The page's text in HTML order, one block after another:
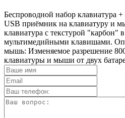
Беспроводной набор клавиатура
USB приёмник на клавиатуру и
клавиатура с текстурой "карбон"
мультимедийными клавишами.
мышь: Изменяемое разрешение
клавиатуры и мыши от двух